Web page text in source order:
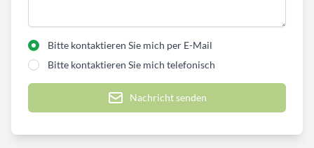
Bitte kontaktieren Sie mich per E-Mail
Bitte kontaktieren Sie mich telefonisch
Nachricht senden